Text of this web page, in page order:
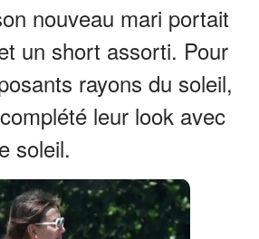
nouveau mari portait
un short assorti. Pour
rayons du soleil,
leur look avec
soleil.